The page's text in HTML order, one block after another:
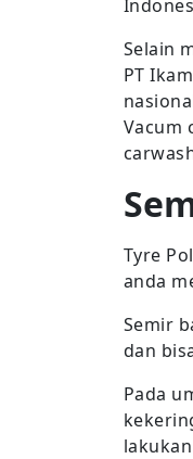
Selain
PT
Vacum
Tyre
anda
Semir
dan
Pada